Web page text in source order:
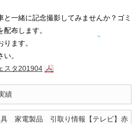
一緒に記念撮影してみませんか？ゴミ
布します。
ます。
。
スタ201904
績
家電製品 引取り情報【テレビ】赤